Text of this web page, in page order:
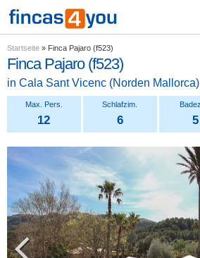
Startseite » Finca Pajaro (f523)
Finca Pajaro (f523)
in Cala Sant Vicenc (Norden Mallorca)
12 6 5